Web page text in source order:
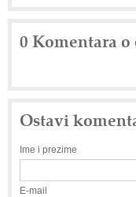
0 Komentara
Ostavi
Ime i prezime
E-mail